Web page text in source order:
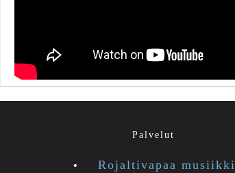
Palvelut
Rojaltivapaa musiikki